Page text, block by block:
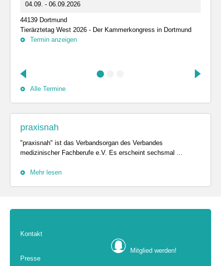
04.09. - 06.09.2026
44139 Dortmund
Tierärztetag West 2026 - Der Kammerkongress in Dortmund
Termin anzeigen
Alle Termine
praxisnah
"praxisnah" ist das Verbandsorgan des Verbandes
medizinischer Fachberufe e.V. Es erscheint sechsmal ...
Mehr lesen
Kontakt
Presse
Mitglied werden!